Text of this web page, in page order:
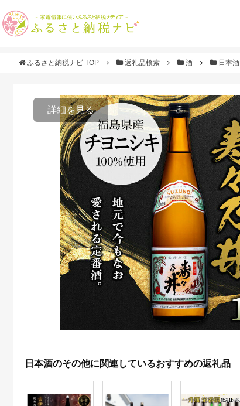
ふるさと納税ナビ TOP 返礼品検索 酒 日本酒
詳細を見る
日本酒のその他に関連しているおすすめの返礼品